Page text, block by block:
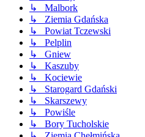
↳ Malbork
↳ Ziemia Gdańska
↳ Powiat Tczewski
↳ Pelplin
↳ Gniew
↳ Kaszuby
↳ Kociewie
↳ Starogard Gdański
↳ Skarszewy
↳ Powiśle
↳ Bory Tucholskie